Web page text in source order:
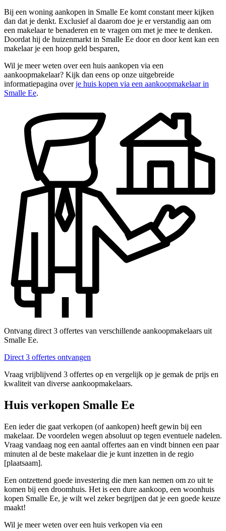
Bij een woning aankopen in Smalle Ee komt constant meer kijken
dan dat je denkt. Exclusief al daarom doe je er verstandig aan om
een makelaar te benaderen en te vragen om met je mee te denken.
Doordat hij de huizenmarkt in Smalle Ee door en door kent kan een
makelaar je een hoop geld besparen,
Wil je meer weten over een huis aankopen via een
aankoopmakelaar? Kijk dan eens op onze uitgebreide
informatiepagina overje huis kopen via een aankoopmakelaar in
Smalle Ee.
Ontvang direct 3 offertes van verschillende aankoopmakelaars uit
Smalle Ee.
Direct 3 offertes ontvangen
Vraag vrijblijvend 3 offertes op en vergelijk op je gemak de prijs en
kwaliteit van diverse aankoopmakelaars.
Huis verkopen Smalle Ee
Een ieder die gaat verkopen (of aankopen) heeft gewin bij een
makelaar. De voordelen wegen absoluut op tegen eventuele nadelen.
Vraag vandaag nog een aantal offertes aan en vindt binnen een paar
minuten al de beste makelaar die je kunt inzetten in de regio
[plaatsaam].
Een ontzettend goede investering die men kan nemen om zo uit te
komen bij een droomhuis. Het is een dure aankoop, een woonhuis
kopen Smalle Ee, je wilt wel zeker begrijpen dat je een goede keuze
maakt!
Wil je meer weten over een huis verkopen via een